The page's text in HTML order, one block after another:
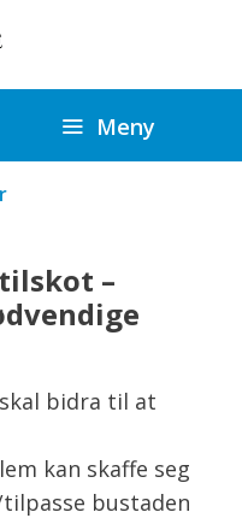
s
e
k
o
m
u
e
Meny
–
bidra til at
kan skaffe seg
bustaden